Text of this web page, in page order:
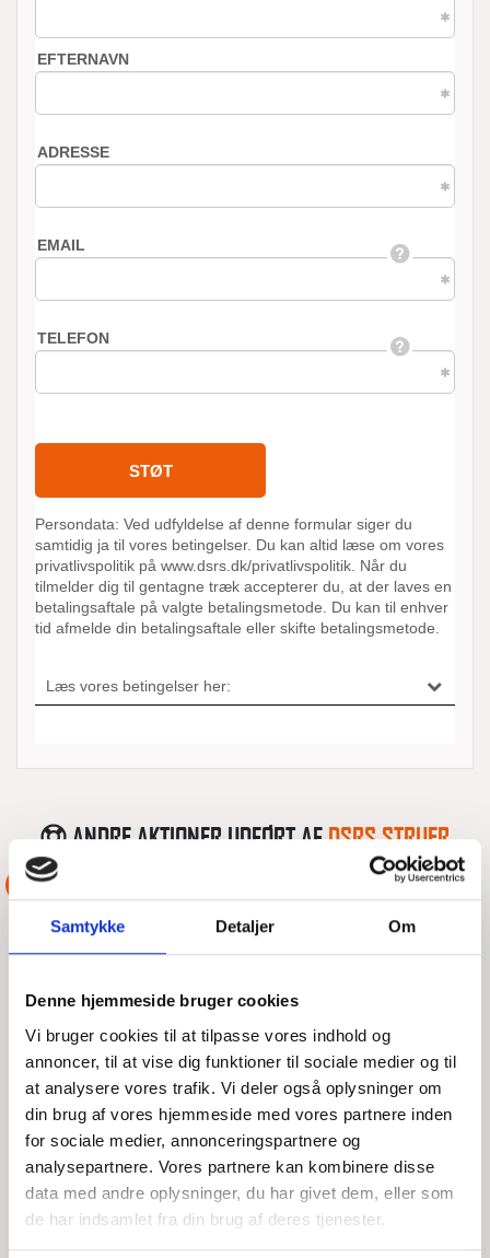
Samtykke Detaljer Om
Denne hjemmeside bruger cookies
Vi bruger cookies til at tilpasse vores indhold og
annoncer, til at vise dig funktioner til sociale medier og til
at analysere vores trafik. Vi deler også oplysninger om
din brug af vores hjemmeside med vores partnere inden
for sociale medier, annonceringspartnere og
analysepartnere. Vores partnere kan kombinere disse
data med andre oplysninger, du har givet dem, eller som
de har indsamlet fra din brug af deres tjenester.
ANDRE AKTIONER UDFØRT AFDSRS STRUER
MOTORSEJLER MED MOTORPROBLEMER
ØST FOR SÆLHUNDEHOLMLØB
ASSISTANCE